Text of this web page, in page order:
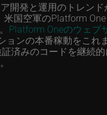
開発と運用のトレンド
米国空軍のPlatform
Platform Oneのウェブ
ンの本番稼動をこ
済みのコードを継続